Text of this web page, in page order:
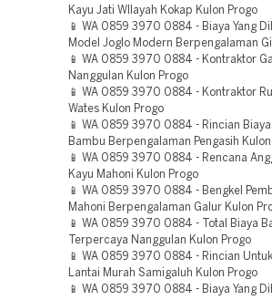
Kayu Jati WIlayah Kokap Kulon Progo
📱 WA 0859 3970 0884 - Biaya Yang
Model Joglo Modern Berpengalaman
📱 WA 0859 3970 0884 - Kontraktor
Nanggulan Kulon Progo
📱 WA 0859 3970 0884 - Kontraktor
Wates Kulon Progo
📱 WA 0859 3970 0884 - Rincian
Bambu Berpengalaman Pengasih
📱 WA 0859 3970 0884 - Rencana
Kayu Mahoni Kulon Progo
📱 WA 0859 3970 0884 - Bengkel
Mahoni Berpengalaman Galur Kulon
📱 WA 0859 3970 0884 - Total Biaya
Terpercaya Nanggulan Kulon Progo
📱 WA 0859 3970 0884 - Rincian
Lantai Murah Samigaluh Kulon Progo
📱 WA 0859 3970 0884 - Biaya Yang